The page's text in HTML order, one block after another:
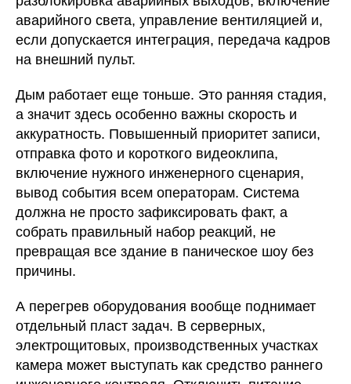
аварийного света, управление вентиляцией и,
если допускается интеграция, передача кадров
на внешний пульт.
Дым работает еще тоньше. Это ранняя стадия,
а значит здесь особенно важны скорость и
аккуратность. Повышенный приоритет записи,
отправка фото и короткого видеоклипа,
включение нужного инженерного сценария,
вывод события всем операторам. Система
должна не просто зафиксировать факт, а
собрать правильный набор реакций, не
превращая все здание в паническое шоу без
причины.
А перегрев оборудования вообще поднимает
отдельный пласт задач. В серверных,
электрощитовых, производственных участках
камера может выступать как средство раннего